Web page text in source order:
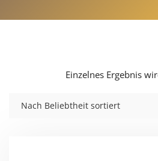
Einzelnes Ergebnis
Nach Beliebtheit sortiert